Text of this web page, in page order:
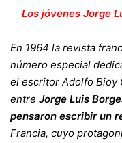
Los jóvenes Jorge
En 1964 la revista
número especial
el escritor Adolfo Bioy
entre Jorge Luis
pensaron escribir un
Francia, cuyo